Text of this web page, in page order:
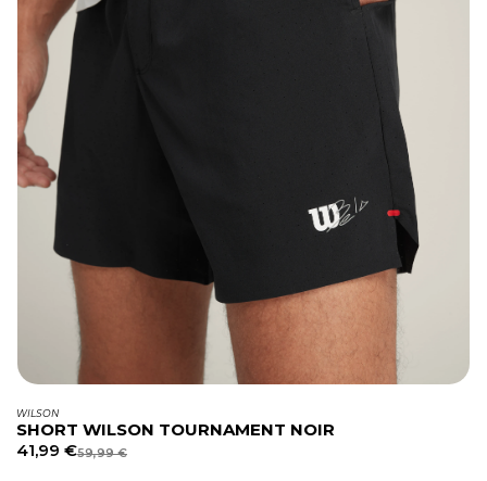
WILSON
SHORT WILSON TOURNAMENT NOIR
41,99 €59,99€